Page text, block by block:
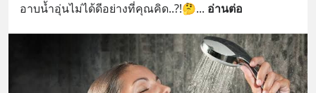
อาบน้ำอุ่นไม่ได้ดีอย่างที่คุณคิด..?!🤔... อ่านต่อ